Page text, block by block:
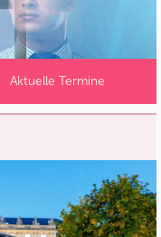
Aktuelle Termine